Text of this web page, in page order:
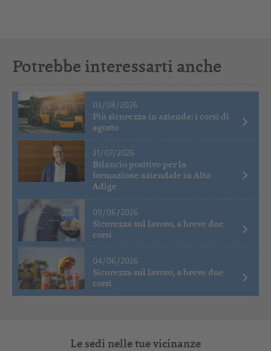
Potrebbe interessarti anche
03/08/2026
Più sicurezza in azienda: i corsi di
agosto
21/07/2026
Bilancio positivo per la
formazione aziendale in Alto
Adige
09/06/2026
Sicurezza sul lavoro, a breve due
corsi
04/06/2026
Sicurezza sul lavoro, a breve due
corsi
Le sedi nelle tue vicinanze